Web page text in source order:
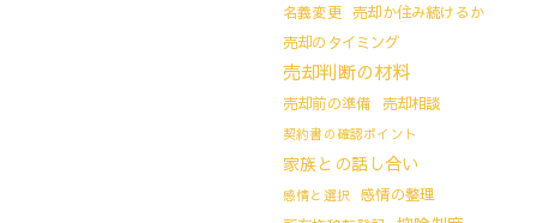
名義変更 売却か住み続けるか
売却のタイミング
売却判断の材料
売却前の準備 売却相談
契約書の確認ポイント
家族との話し合い
感情と選択
感情の整理